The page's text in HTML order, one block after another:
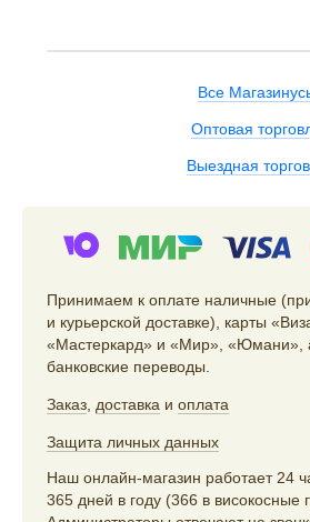
Все
Оптовая
Выездная
Принимаем к оплате наличные
и курьерской доставке), карты
«Мастеркард» и «Мир», «Юмани»,
банковские переводы.
Заказ доставка и оплата
Защита личных данных
Наш онлайн-магазин работает 24
365 дней в году (366 в високосные